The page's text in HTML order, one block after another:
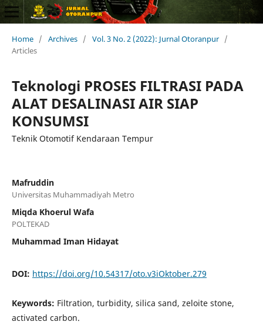
Home / Archives / Vol. 3 No. 2 (2022): Jurnal Otoranpur /
Articles
Teknologi PROSES FILTRASI PADA
ALAT DESALINASI AIR SIAP
KONSUMSI
Teknik Otomotif Kendaraan Tempur
Mafruddin
Universitas Muhammadiyah Metro
Miqda Khoerul Wafa
POLTEKAD
Muhammad Iman Hidayat
DOI: https://doi.org/10.54317/oto.v3iOktober.279
Keywords: Filtration, turbidity, silica sand, zeloite stone,
activated carbon.